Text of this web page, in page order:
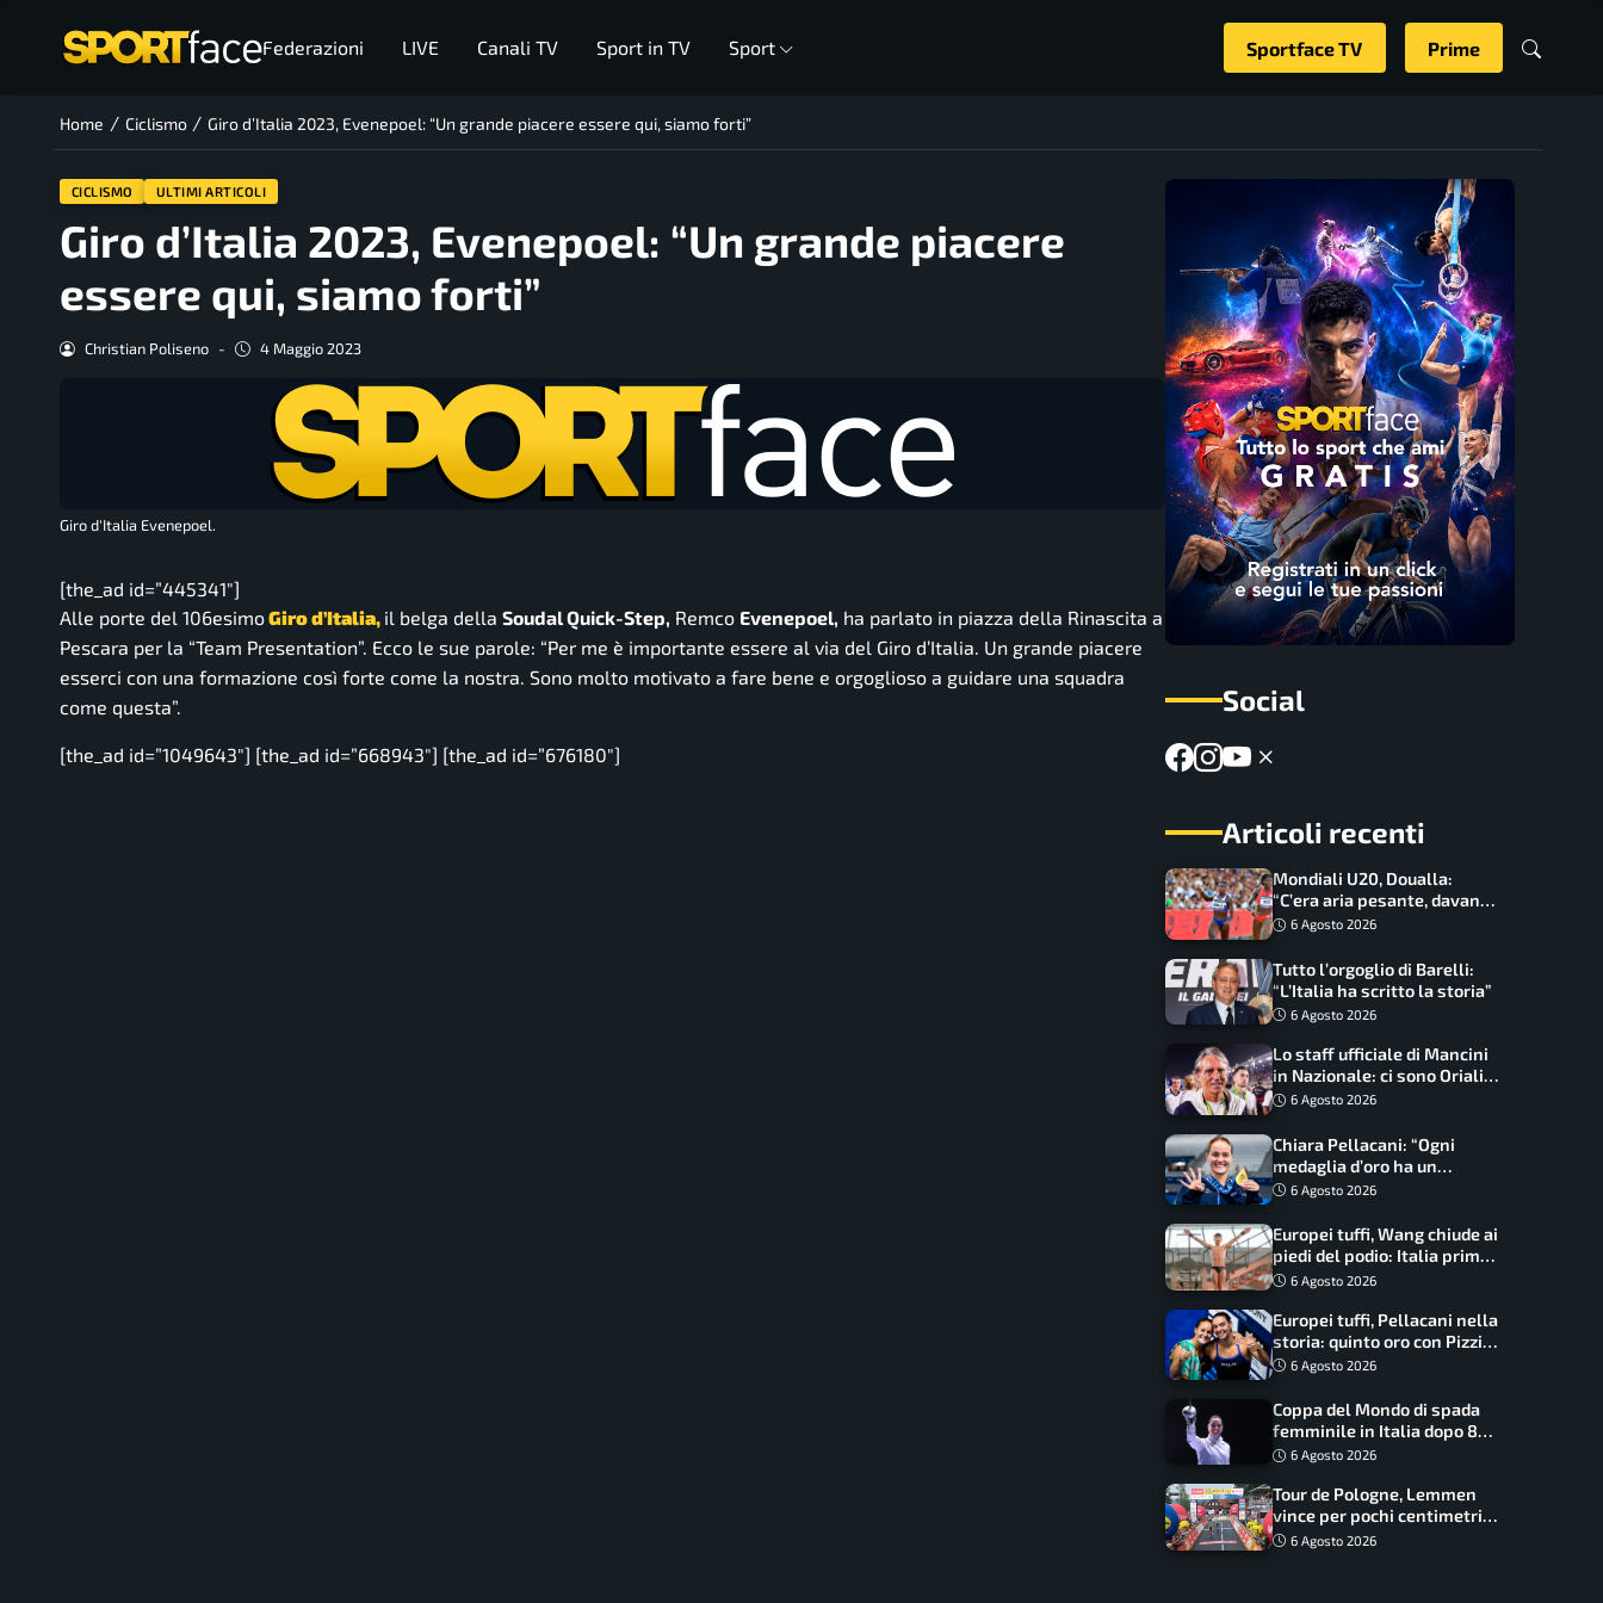
Federazioni LIVE Canali TV Sport in TV Sport Sportface TV Prime
Home / Ciclismo / Giro d’Italia 2023, Evenepoel: “Un grande piacere essere qui, siamo forti”
CICLISMO ULTIMI ARTICOLI
Giro d’Italia 2023, Evenepoel: “Un grande piacere
essere qui, siamo forti”
Christian Poliseno - 4 Maggio 2023
Giro d'Italia Evenepoel.
[the_ad id=”445341″]
Alle porte del 106esimoGiro d’Italia, il belga della Soudal Quick-Step, Remco Evenepoel, ha parlato in piazza della Rinascita a
Pescara per la “Team Presentation”. Ecco le sue parole: “Per me è importante essere al via del Giro d’Italia. Un grande piacere
esserci con una formazione così forte come la nostra. Sono molto motivato a fare bene e orgoglioso a guidare una squadra
come questa”.
[the_ad id=”1049643″] [the_ad id=”668943″] [the_ad id=”676180″]
Social
Articoli recenti
Mondiali U20, Doualla:
“C’era aria pesante, davano
le mascherine! Finale? Non
6 Agosto 2026
Tutto l’orgoglio di Barelli:
“L’Italia ha scritto la storia”
6 Agosto 2026
Lo staff ufficiale di Mancini
in Nazionale: ci sono Oriali e
Bonucci, confermato un
6 Agosto 2026
Chiara Pellacani: “Ogni
medaglia d’oro ha un
significato diverso. Ho fatto
6 Agosto 2026
Europei tuffi, Wang chiude ai
piedi del podio: Italia prima
nel medagliere
6 Agosto 2026
Europei tuffi, Pellacani nella
storia: quinto oro con Pizzini
nel sincro da 3 metri
6 Agosto 2026
Coppa del Mondo di spada
femminile in Italia dopo 8
anni, Alberta Santuccio: “Il
frutti”
6 Agosto 2026
Tour de Pologne, Lemmen
vince per pochi centimetri
su Scaroni: maxi-caduta e
6 Agosto 2026